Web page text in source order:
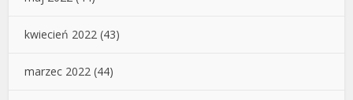
kwiecień 2022 (43)
marzec 2022 (44)